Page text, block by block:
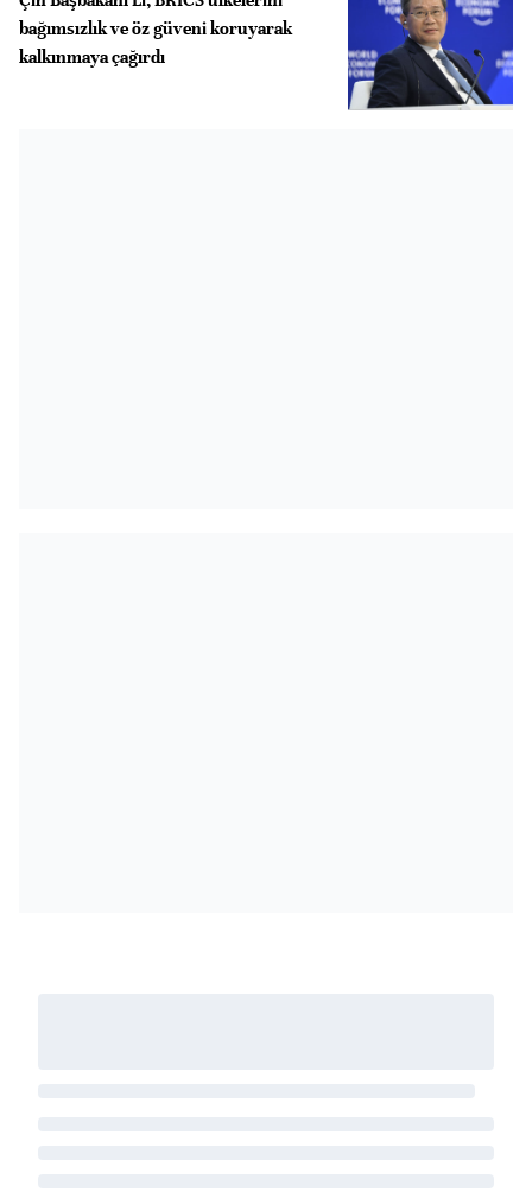
bağımsızlık ve öz güveni koruyarak
kalkınmaya çağırdı